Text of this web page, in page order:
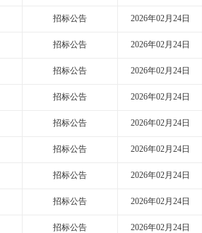
招标公告 2026年02月24日
招标公告 2026年02月24日
招标公告 2026年02月24日
招标公告 2026年02月24日
招标公告 2026年02月24日
招标公告 2026年02月24日
招标公告 2026年02月24日
招标公告 2026年02月24日
招标公告 2026年02月24日